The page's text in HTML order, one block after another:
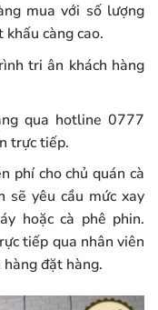
mua với số lượng
càng cao.
tri ân khách hàng
qua hotline 0777
trực tiếp.
phí cho chủ quán cà
sẽ yêu cầu mức xay
hoặc cà phê phin.
tiếp qua nhân viên
đặt hàng.